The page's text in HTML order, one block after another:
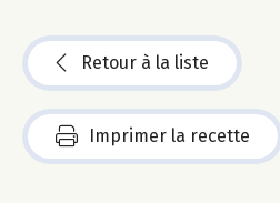
Retour à la liste
Imprimer la recette